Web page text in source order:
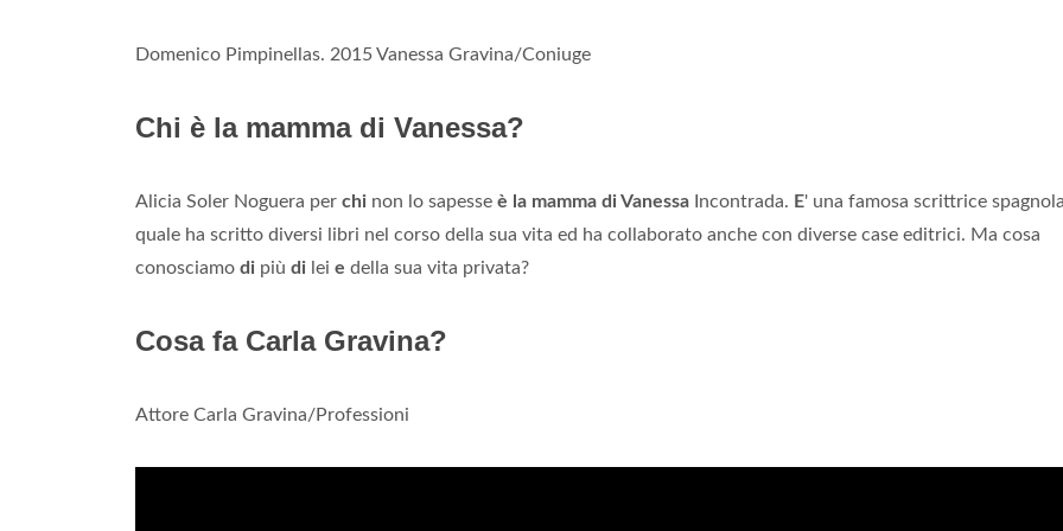
Domenico Pimpinellas. 2015 Vanessa Gravina/Coniuge
Chi è la mamma di Vanessa?
Alicia Soler Noguera per chi non lo sapesse è la mamma di Vanessa Incontrada. E' una famosa scrittrice
quale ha scritto diversi libri nel corso della sua vita ed ha collaborato anche con diverse case editrici. Ma cosa
conosciamo di più di lei e della sua vita privata?
Cosa fa Carla Gravina?
Attore Carla Gravina/Professioni